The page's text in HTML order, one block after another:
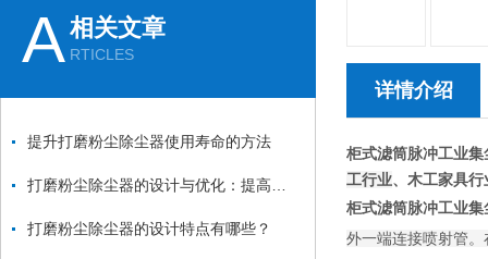
A相关文章
RTICLES
提升打磨粉尘除尘器使用寿命的方法
打磨粉尘除尘器的设计特点有哪些？
详情介绍
柜式滤筒脉冲工业集
工行业、木工家具
柜式滤筒脉冲工业集
外一端连接喷射管